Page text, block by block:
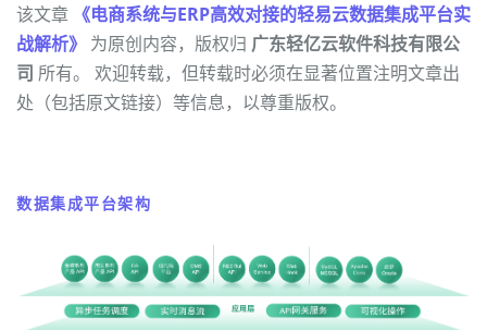
该文章 《电商系统与ERP高效对接的轻易云数据集成平台实
战解析》 为原创内容，版权归 广东轻亿云软件科技有限公
司 所有。 欢迎转载，但转载时必须在显著位置注明文章出
处（包括原文链接）等信息，以尊重版权。
数据集成平台架构